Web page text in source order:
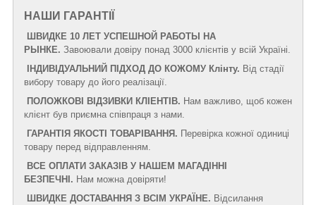
НАШИ ГАРАНТІЇ
ШВИДКЕ 10 ЛЕТ УСПЕШНОЙ РАБОТЫ НА
РЫНКЕ. Завоювали довіру понад 3000 клієнтів у всій Україні.
ІНДИВІДУАЛЬНИЙ ПІДХОД ДО КОЖОМУ Клінту. Від стадії
вибору товару до його реалізації.
ПОЛОЖКОВІ ВІДЗИВКИ КЛІЕНТІВ. Нам важливо, щоб кожен
клієнт був приємна співпраця з нами.
ГАРАНТІЯ ЯКОСТІ ТОВАРІВАННЯ. Перевірка кожної одиниці
товару перед відправленням.
ВСЕ ОПЛАТИ ЗАКАЗІВ У НАШЕМ МАГАДІННІ
БЕЗПЕЧНІ. Нам можна довіряти!
ШВИДКЕ ДОСТАВАННЯ З ВСІМ УКРАЇНЕ. Відсилання